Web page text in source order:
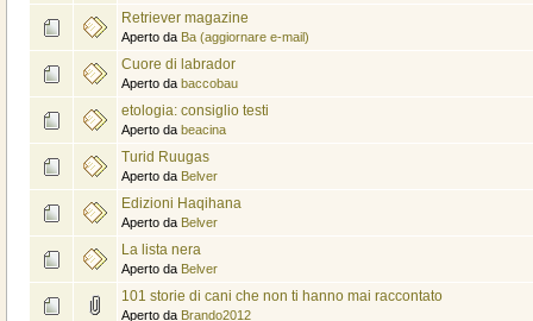
Retriever magazine
Aperto da Ba (aggiornare e-mail)
Cuore di labrador
Aperto da baccobau
etologia: consiglio testi
Aperto da beacina
Turid Ruugas
Aperto da Belver
Edizioni Haqihana
Aperto da Belver
La lista nera
Aperto da Belver
101 storie di cani che non ti hanno mai raccontato
Aperto da Brando2012